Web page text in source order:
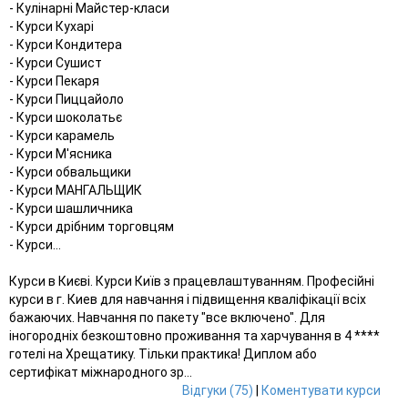
- Кулінарні Майстер-класи
- Курси Кухарі
- Курси Кондитера
- Курси Сушист
- Курси Пекаря
- Курси Пиццайоло
- Курси шоколатьє
- Курси карамель
- Курси М'ясника
- Курси обвальщики
- Курси МАНГАЛЬЩИК
- Курси шашличника
- Курси дрібним торговцям
- Курси...
Курси в Києві. Курси Київ з працевлаштуванням. Професійні
курси в г. Киев для навчання і підвищення кваліфікації всіх
бажаючих. Навчання по пакету "все включено". Для
іногородніх безкоштовно проживання та харчування в 4 ****
готелі на Хрещатику. Тільки практика! Диплом або
сертифікат міжнародного зр...
Відгуки (75)
Коментувати курси